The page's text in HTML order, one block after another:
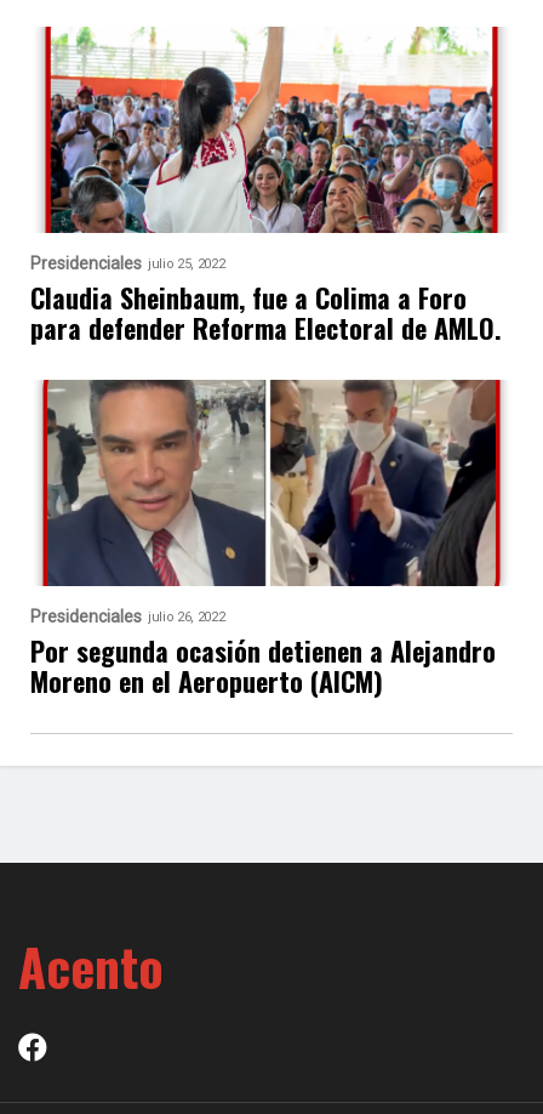
Presidenciales julio 25, 2022
Claudia Sheinbaum, fue a Colima a Foro
para defender Reforma Electoral de AMLO.
Presidenciales julio 26, 2022
Por segunda ocasión detienen a Alejandro
Moreno en el Aeropuerto (AICM)
Acento